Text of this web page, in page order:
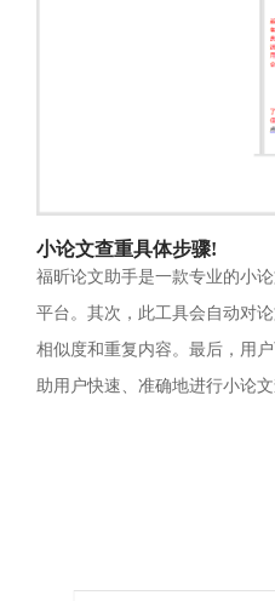
小论文查重具体步骤!
福昕论文助手是一款专业的小
平台。其次，此工具会自动对
相似度和重复内容。最后，用
助用户快速、准确地进行小论